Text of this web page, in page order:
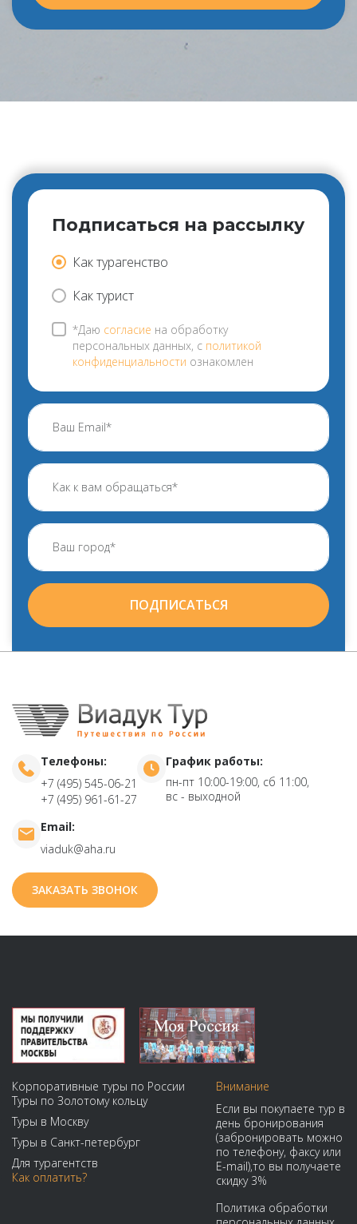
Подписаться на рассылку
Как турагенство
Как турист
*Даю согласие на обработку
персональных данных, с политикой
конфиденциальности ознакомлен
ПОДПИСАТЬСЯ
Телефоны:
+7 (495) 545-06-21
+7 (495) 961-61-27
График работы:
пн-пт 10:00-19:00, сб 11:00,
вс - выходной
Email:
viaduk@aha.ru
ЗАКАЗАТЬ ЗВОНОК
Корпоративные туры по России
Туры по Золотому кольцу
Туры в Москву
Туры в Санкт-петербург
Для турагентств
Как оплатить?
Внимание
Если вы покупаете тур в
день бронирования
(забронировать можно
по телефону, факсу или
E-mail),то вы получаете
скидку 3%
Политика обработки